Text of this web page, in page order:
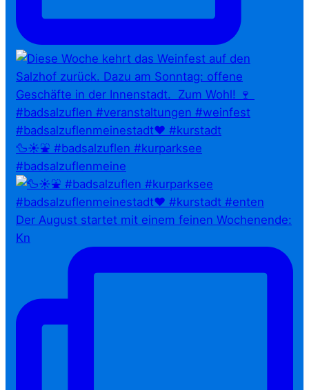
🦆☀️⛲ #badsalzuflen #kurparksee
#badsalzuflenmeine
Der August startet mit einem feinen Wochenende:
Kn